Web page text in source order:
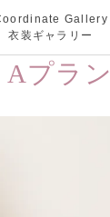
Gallery
衣装ギャラリー
Aプラ